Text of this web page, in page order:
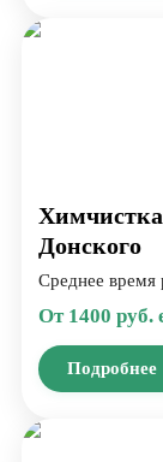
Донского
Среднее время
От 1400 руб.
Подробнее